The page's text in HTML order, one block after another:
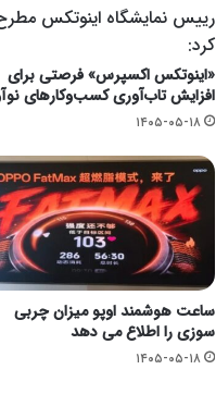
رییس نمایشگاه اینوتکس
کرد:
«اینوتکس اکسپرس» فرصتی برای
افزایش تاب‌آوری کسب‌وکارهای
۱۴۰۵-۰۵-۱۸
ساعت هوشمند اوپو میزان چربی
سوزی را اطلاع می دهد
۱۴۰۵-۰۵-۱۸